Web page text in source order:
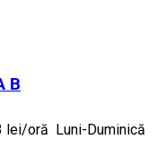
B
lei/oră Luni-Duminică